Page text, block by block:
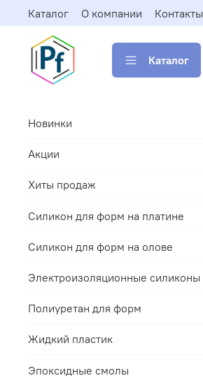
Каталог О компании Контакты
Каталог
Новинки
Акции
Хиты продаж
Силикон для форм на платине
Силикон для форм на олове
Электроизоляционные силиконы
Полиуретан для форм
Жидкий пластик
Эпоксидные смолы